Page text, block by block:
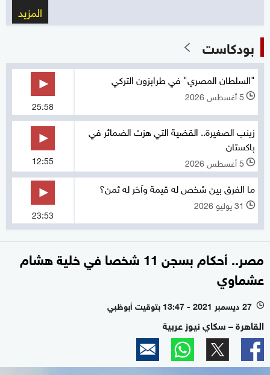
المزيد
بودكاست
"السلطان المصري" في طرابزون التركي
l 5 أغسطس 2026
25:58
زينب الصغيرة.. القضية التي هزت الضمائر في
باكستان
l 5 أغسطس 2026 12:55
ما الفرق بين شخص له قيمة وآخر له ثمن؟
l 31 يوليو 2026
23:53
مصر.. أحكام بسجن 11 شخصا في خلية هشام
عشماوي
l 27 ديسمبر 2021 - 13:47 بتوقيت أبوظبي
القاهرة – سكاي نيوز عربية